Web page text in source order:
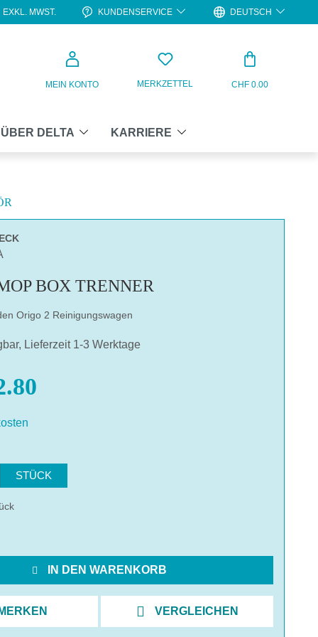
EXKL. MWST. KUNDENSERVICE DEUTSCH
MEIN KONTO MERKZETTEL CHF 0.00
ÜBER DELTA KARRIERE
BOX TRENNER
Origo 2 Reinigungswagen
Lieferzeit 1-3 Werktage
STÜCK
IN DEN WARENKORB
MERKEN VERGLEICHEN